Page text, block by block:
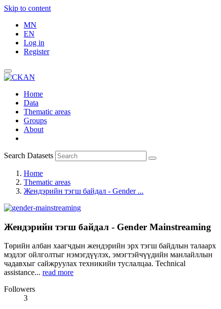
Skip to content
MN
EN
Log in
Register
Home
Data
Thematic areas
Groups
About
Search Datasets
Home
Thematic areas
Жендэрийн тэгш байдал - Gender ...
Жендэрийн тэгш байдал - Gender Mainstreaming
Төрийн албан хаагчдын жендэрийн эрх тэгш байдлын талаарх
мэдлэг ойлголтыг нэмэгдүүлэх, эмэгтэйчүүдийн манлайллын
чадавхыг сайжруулах техникийн туслалцаа. Technical
assistance... read more
Followers
3